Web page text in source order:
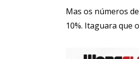
Mas os números
10%. Itaguara que